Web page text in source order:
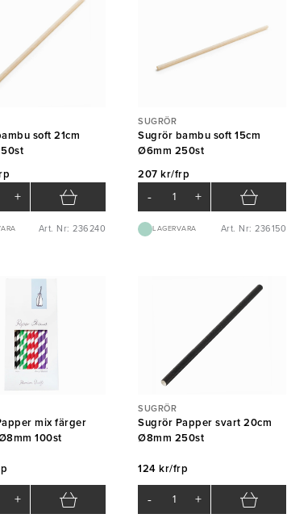
soft 21cm
+
Art. Nr: 236240
SUGRÖR
Sugrör bambu soft 15cm
Ø6mm 250st
207 kr/frp
- +
LAGERVARA Art. Nr: 236150
mix färger
100st
+
SUGRÖR
Sugrör Papper svart 20cm
Ø8mm 250st
124 kr/frp
- +